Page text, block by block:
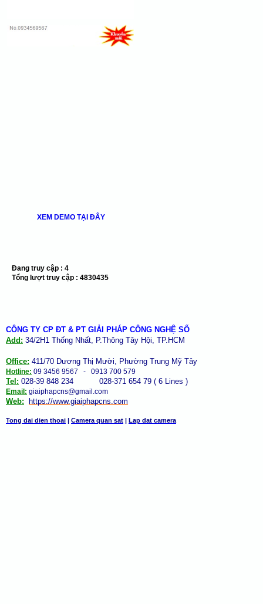
XEM DEMO TẠI ĐÂY
Đang truy cập : 4
Tổng lượt truy cập : 4830435
CÔNG TY CP ĐT & PT GIẢI PHÁP CÔNG NGHỆ SỐ
Add: 34/2H1 Thống Nhất, P.Thông Tây Hội, TP.HCM
Office: 411/70 Dương Thị Mười, Phường Trung Mỹ Tây
Hotline: 09 3456 9567 - 0913 700 579
Tel: 028-39 848 234 028-371 654 79 ( 6 Lines )
Email: giaiphapcns@gmail.com
Web: https://www.giaiphapcns.com
Tong dai dien thoai | Camera quan sat | Lap dat camera